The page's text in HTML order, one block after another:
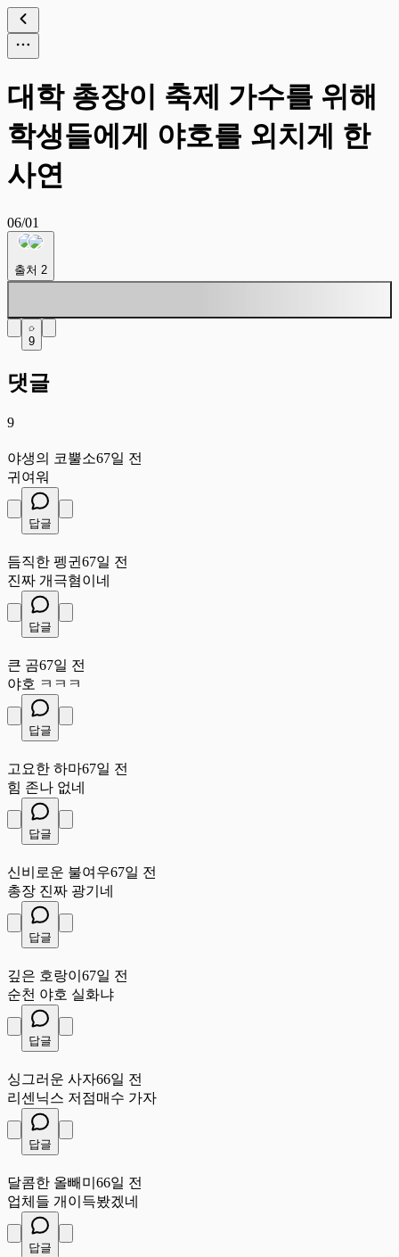
대학 총장이 축제 가수를 위해
학생들에게 야호를 외치게 한
사연
06/01
출처 2
9
댓글
9
야생의 코뿔소67일 전
귀여워
답글
듬직한 펭귄 67일 전
진짜 개극혐이네
답글
큰 곰67일 전
야호 ㅋㅋㅋ
답글
고요한 하마67일 전
힘 존나 없네
답글
신비로운 불여우67일 전
총장 진짜 광기네
답글
깊은 호랑이 67일 전
순천 야호 실화냐
답글
싱그러운 사자66일 전
리센닉스 저점매수 가자
답글
달콤한 올빼미 66일 전
업체들 개이득봤겠네
답글